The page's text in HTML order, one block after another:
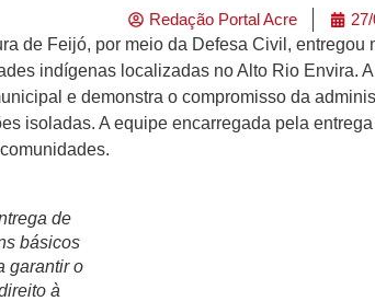
Redação Portal Acre
de Feijó, por meio da Defesa Civil,
indígenas localizadas no Alto Rio Envira.
e demonstra o compromisso da
isoladas. A equipe encarregada pela
de
básicos
garantir o
à